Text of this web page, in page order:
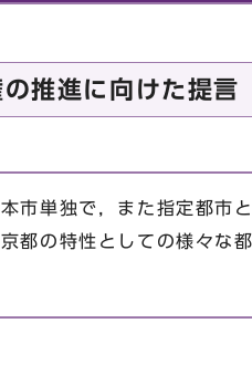
進に向けた提言
市単独で，また指定都市
都の特性としての様々な